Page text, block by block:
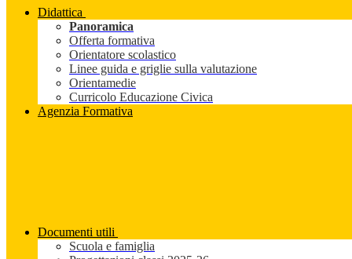
Didattica
Panoramica
Offerta formativa
Orientatore scolastico
Linee guida e griglie sulla valutazione
Orientamedie
Curricolo Educazione Civica
Agenzia Formativa
Documenti utili
Scuola e famiglia